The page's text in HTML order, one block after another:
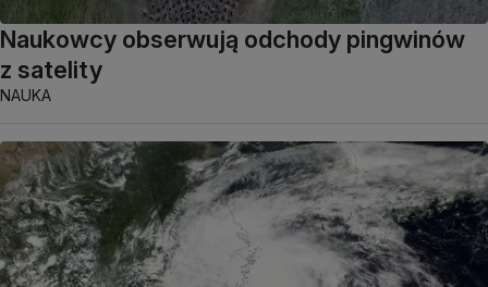
Naukowcy obserwują odchody pingwinów
z satelity
NAUKA